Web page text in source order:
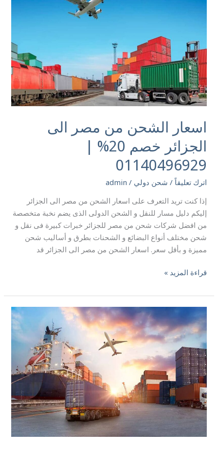
اسعار الشحن من مصر الى
الجزائر خصم 20% |
01140496929
اترك تعليقاً / شحن دولي /
admin
إذا كنت تريد التعرف على اسعار الشحن من مصر الى الجزائر
إليكم دليل مسار للنقل و الشحن الدولى الذى يضم نخبة متخصصة
من افضل شركات شحن من مصر للجزائر خبرات كبيرة فى نقل و
شحن مختلف أنواع البضائع و الشحنات بطرق و أساليب شحن
مميزة و بأقل سعر. اسعار الشحن من مصر الى الجزائر قد
من
الجزائر
خصم
20%
|
01140496929
قراءة المزيد »
شركات
الشحن
الدولي
في
مصر
واسعارها
|
01140496929